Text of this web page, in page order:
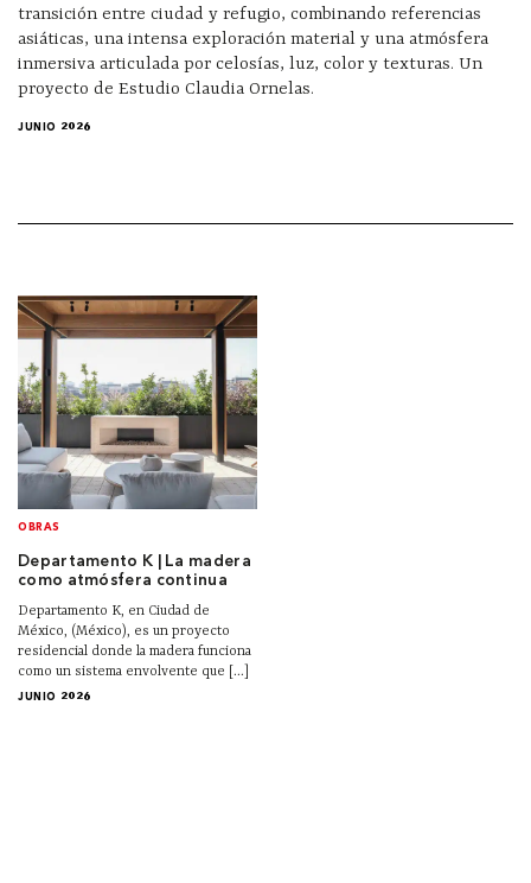
transición entre ciudad y refugio, combinando referencias
asiáticas, una intensa exploración material y una atmósfera
inmersiva articulada por celosías, luz, color y texturas. Un
proyecto de Estudio Claudia Ornelas.
JUNIO 2026
OBRAS
Departamento K | La madera
como atmósfera continua
Departamento K, en Ciudad de
México, (México), es un proyecto
residencial donde la madera funciona
como un sistema envolvente que [...]
JUNIO 2026